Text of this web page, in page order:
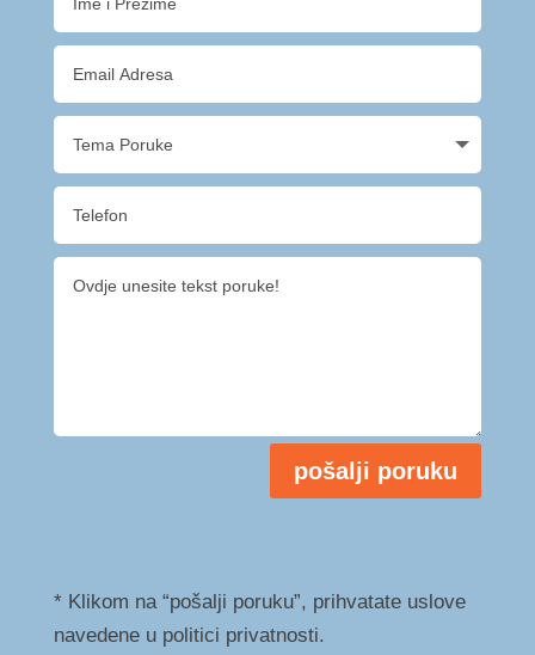
pošalji poruku
* Klikom na “pošalji poruku”, prihvatate uslove
navedene u politici privatnosti.